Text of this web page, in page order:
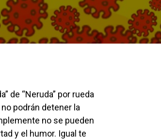
podrán detener la
no se pueden
y el humor. Igual te